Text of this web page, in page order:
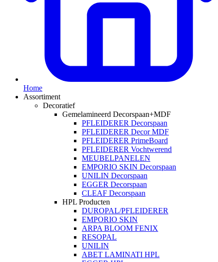
Home
Assortiment
Decoratief
Gemelamineerd Decorspaan+MDF
PFLEIDERER Decorspaan
PFLEIDERER Decor MDF
PFLEIDERER PrimeBoard
PFLEIDERER Vochtwerend
MEUBELPANELEN
EMPORIO SKIN Decorspaan
UNILIN Decorspaan
EGGER Decorspaan
CLEAF Decorspaan
HPL Producten
DUROPAL/PFLEIDERER
EMPORIO SKIN
ARPA BLOOM FENIX
RESOPAL
UNILIN
ABET LAMINATI HPL